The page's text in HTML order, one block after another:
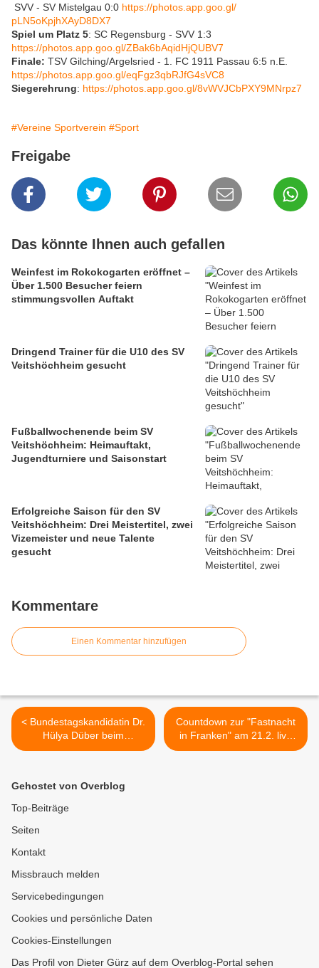
SVV - SV Mistelgau 0:0 https://photos.app.goo.gl/
pLN5oKpjhXAyD8DX7
Spiel um Platz 5: SC Regensburg - SVV 1:3
https://photos.app.goo.gl/ZBak6bAqidHjQUBV7
Finale: TSV Gilching/Argelsried - 1. FC 1911 Passau 6:5 n.E.
https://photos.app.goo.gl/eqFgz3qbRJfG4sVC8
Siegerehrung: https://photos.app.goo.gl/8vWVJCbPXY9MNrpz7
#Vereine Sportverein #Sport
Freigabe
Das könnte Ihnen auch gefallen
Weinfest im Rokokogarten eröffnet –
Über 1.500 Besucher feiern
stimmungsvollen Auftakt
Dringend Trainer für die U10 des SV
Veitshöchheim gesucht
Fußballwochenende beim SV
Veitshöchheim: Heimauftakt,
Jugendturniere und Saisonstart
Erfolgreiche Saison für den SV
Veitshöchheim: Drei Meistertitel, zwei
Vizemeister und neue Talente
gesucht
Kommentare
Einen Kommentar hinzufügen
< Bundestagskandidatin Dr.
Hülya Düber beim
Stammtisch der CSU
Countdown zur "Fastnacht
in Franken" am 21.2. live
aus Veitshöchheim mit
Gehostet von Overblog
Top-Beiträge
Seiten
Kontakt
Missbrauch melden
Servicebedingungen
Cookies und persönliche Daten
Cookies-Einstellungen
Das Profil von Dieter Gürz auf dem Overblog-Portal sehen